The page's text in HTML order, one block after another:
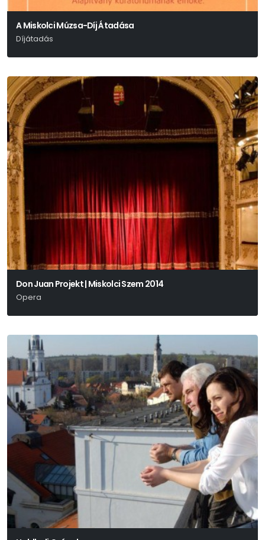
A Miskolci Múzsa-Díj Átadása
Díjátadás
Don Juan Projekt | Miskolci Szem 2014
Opera